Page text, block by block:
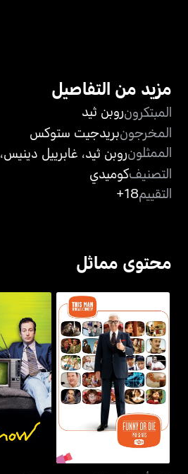
مزيد من التفاصيل
المبتكرونروبن ثيد
المخرجونبريدجيت ستوكس
الممثلونروبن ثيد، غابرييل دينيس،
التصنيفكوميدي
التقييم18+
محتوى مماثل
فاني أور داي بريزنتس